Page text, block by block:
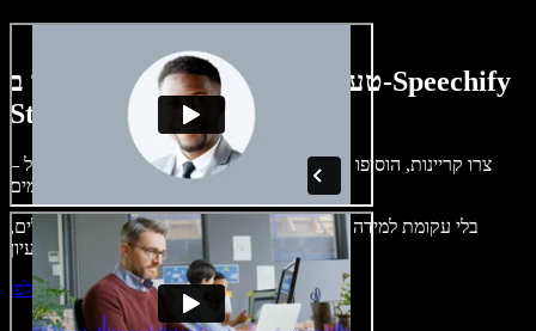
טעימה קטנה ממה שתוכלו ליצור ב-Speechify
Studio.
צרו קריינות, הוסיפו תמונות ללא זכויות, אודיו, סרטונים ושיבוט קול –
בלי עקומת למידה – הכול זמין בדפדפן. יוצרי תוכן כבר לא מוגבלים,
התחילו ליצור באולפן